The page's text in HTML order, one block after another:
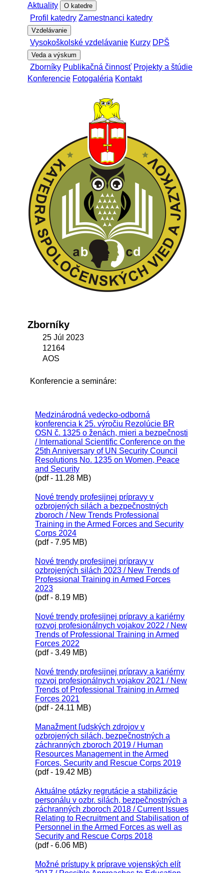
Aktuality O katedre
Profil katedry Zamestnanci katedry
Vzdelávanie
Vysokoškolské vzdelávanie Kurzy DPŠ
Veda a výskum
Zborníky Publikačná činnosť Projekty a štúdie
Konferencie Fotogaléria Kontakt
Zborníky
25 Júl 2023
12164
AOS
Konferencie a semináre:
Medzinárodná vedecko-odborná
konferencia k 25. výročiu Rezolúcie BR
OSN č. 1325 o ženách, mieri a bezpečnosti
/ International Scientific Conference on the
25th Anniversary of UN Security Council
Resolutions No. 1235 on Women, Peace
and Security
(pdf - 11.28 MB)
Nové trendy profesijnej prípravy v
ozbrojených silách a bezpečnostných
zboroch / New Trends Professional
Training in the Armed Forces and Security
Corps 2024
(pdf - 7.95 MB)
Nové trendy profesijnej prípravy v
ozbrojených silách 2023 / New Trends of
Professional Training in Armed Forces
2023
(pdf - 8.19 MB)
Nové trendy profesijnej prípravy a kariérny
rozvoj profesionálnych vojakov 2022 / New
Trends of Professional Training in Armed
Forces 2022
(pdf - 3.49 MB)
Nové trendy profesijnej prípravy a kariérny
rozvoj profesionálnych vojakov 2021 / New
Trends of Professional Training in Armed
Forces 2021
(pdf - 24.11 MB)
Manažment ľudských zdrojov v
ozbrojených silách, bezpečnostných a
záchranných zboroch 2019 / Human
Resources Management in the Armed
Forces, Security and Rescue Corps 2019
(pdf - 19.42 MB)
Aktuálne otázky regrutácie a stabilizácie
personálu v ozbr. silách, bezpečnostných a
záchranných zboroch 2018 / Current Issues
Relating to Recruitment and Stabilisation of
Personnel in the Armed Forces as well as
Security and Rescue Corps 2018
(pdf - 6.06 MB)
Možné prístupy k príprave vojenských elít